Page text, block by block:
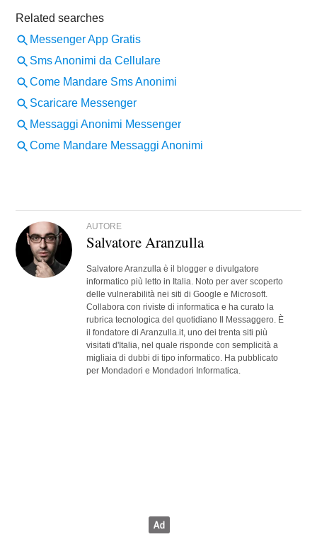
AUTORE
Salvatore Aranzulla
Salvatore Aranzulla è il blogger e divulgatore
informatico più letto in Italia. Noto per aver scoperto
delle vulnerabilità nei siti di Google e Microsoft.
Collabora con riviste di informatica e ha curato la
rubrica tecnologica del quotidiano Il Messaggero. È
il fondatore di Aranzulla.it, uno dei trenta siti più
visitati d'Italia, nel quale risponde con semplicità a
migliaia di dubbi di tipo informatico. Ha pubblicato
per Mondadori e Mondadori Informatica.